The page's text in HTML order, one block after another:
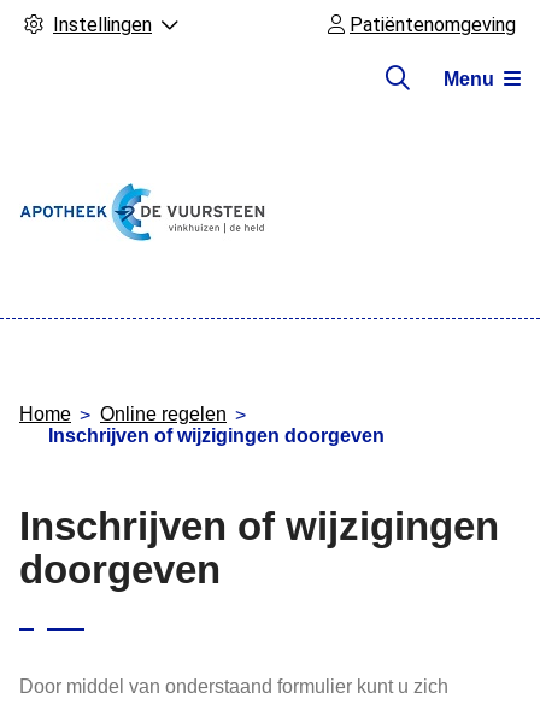
Instellingen Patiëntenomgeving
Menu
Home
Online regelen
Inschrijven of wijzigingen doorgeven
Inschrijven of wijzigingen
doorgeven
Door middel van onderstaand formulier kunt u zich